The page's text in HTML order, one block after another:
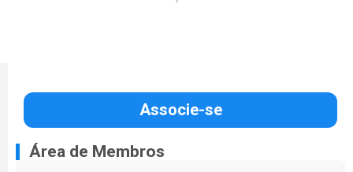
Associe-se
Área de Membros